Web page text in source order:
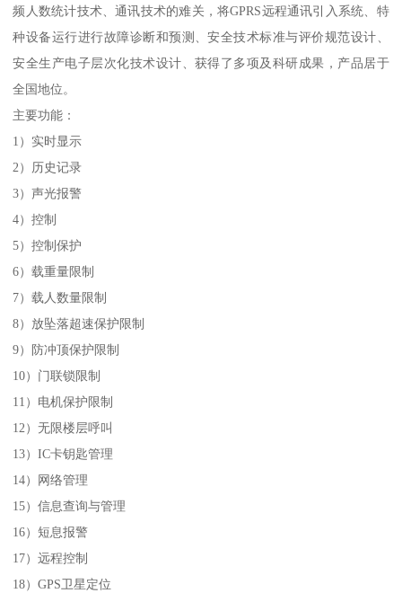
频人数统计技术、通讯技术的难关，将GPRS远程通讯引入系统、特
种设备运行进行故障诊断和预测、安全技术标准与评价规范设计、
安全生产电子层次化技术设计、获得了多项及科研成果，产品居于
全国地位。
主要功能：
1）实时显示
2）历史记录
3）声光报警
4）控制
5）控制保护
6）载重量限制
7）载人数量限制
8）放坠落超速保护限制
9）防冲顶保护限制
10）门联锁限制
11）电机保护限制
12）无限楼层呼叫
13）IC卡钥匙管理
14）网络管理
15）信息查询与管理
16）短息报警
17）远程控制
18）GPS卫星定位